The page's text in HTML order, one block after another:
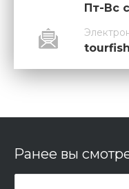
Пт-Вс
Ранее вы